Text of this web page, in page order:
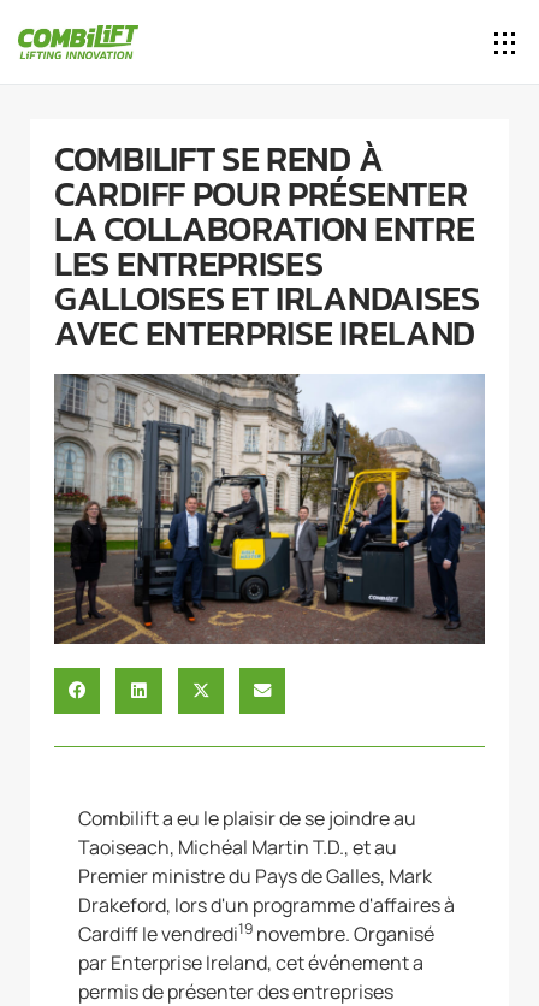
COMBILIFT SE REND À
CARDIFF POUR PRÉSENTER
LA COLLABORATION ENTRE
LES ENTREPRISES
GALLOISES ET IRLANDAISES
AVEC ENTERPRISE IRELAND
Combilift a eu le plaisir de se joindre au
Taoiseach, Michéal Martin T.D., et au
Premier ministre du Pays de Galles, Mark
Drakeford, lors d'un programme d'affaires à
Cardiff le vendredi19 novembre. Organisé
par Enterprise Ireland, cet événement a
permis de présenter des entreprises